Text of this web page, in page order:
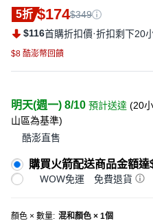
5折 $174$349
$116首購折扣價·折扣剩下20
$8 酷澎幣回饋
明天(週一) 8/10 預計送達 (20
山區為基準)
酷澎直售
購買火箭配送商品金額
WOW免運 免費退貨
顏色 × 數量: 混和顏色 × 1個